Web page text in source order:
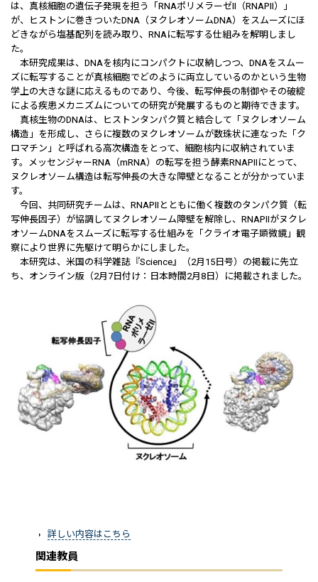
は、真核細胞の遺伝子発現を担う「RNAポリメラーゼII（RNAPII）」
が、ヒストンに巻きついたDNA（ヌクレオソームDNA）をスムーズにほ
どきながら塩基配列を読み取り、RNAに転写する仕組みを解明しまし
た。
本研究成果は、DNAを核内にコンパクトに収納しつつ、DNAをスムー
ズに転写することが真核細胞でどのように両立しているのかという生物
学上の大きな謎に応えるものであり、今後、転写伸長の制御やその破綻
による疾患メカニズムについての研究が発展するものと期待できます。
真核生物のDNAは、ヒストンタンパク質と結合して「ヌクレオソーム
構造」を形成し、さらに複数のヌクレオソームが数珠状に連なった「ク
ロマチン」と呼ばれる高次構造をとって、細胞核内に収納されていま
す。メッセンジャーRNA（mRNA）の転写を担う酵素RNAPIIにとって、
ヌクレオソーム構造は転写伸長の大きな障壁となることが分かっていま
す。
今回、共同研究チームは、RNAPIIとともに働く複数のタンパク質（転
写伸長因子）が協調してヌクレオソーム障壁を解除し、RNAPIIがヌクレ
オソームDNAをスムーズに転写する仕組みを「クライオ電子顕微鏡」観
察により世界に先駆けて明らかにしました。
本研究は、米国の科学雑誌『Science』（2月15日号）の掲載に先立
ち、オンライン版（2月7日付け：日本時間2月8日）に掲載されました。
詳しい内容はこちら
関連教員